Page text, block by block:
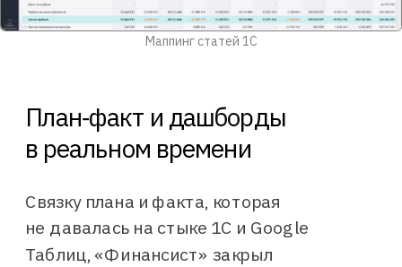
План‑факт и дашборды
в реальном времени
Связку плана и факта, которая
не давалась на стыке 1С и Google
Таблиц, «Финансист» закрыл
Иван Рухмаков
Собственник «Инфолио групп»
после внедрения «Финансиста»
Хочу так же
До (1С + Google Таблицы)
Google Таблицы
Каждый ЦФО в своей вкладке,